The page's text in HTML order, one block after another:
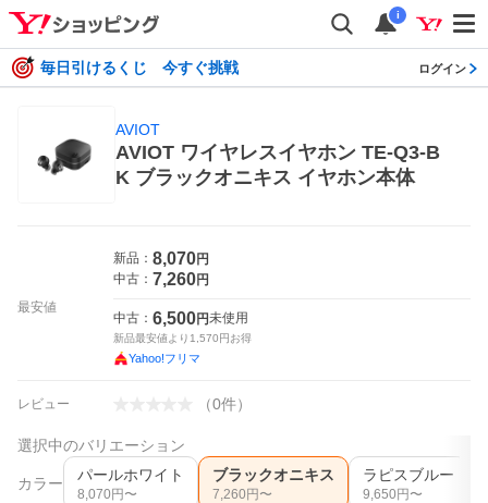
i
毎日引けるくじ 今すぐ挑戦 ログイン
AVIOT
AVIOT ワイヤレスイヤホン TE-Q3-B
K ブラックオニキス イヤホン本体
最安値
新品： 8,070円
中古： 7,260円
中古： 6,500円未使用
新品最安値より 1,570円お得
Yahoo!フリマ
レビュー （0件）
選択中のバリエーション
カラー パールホワイト
8,070 円〜
ブラックオニキス
7,260 円〜
ラピスブルー
9,650 円〜